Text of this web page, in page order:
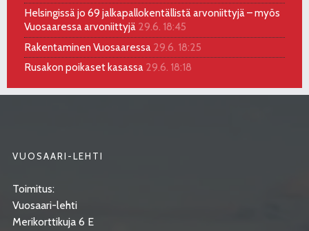
Helsingissä jo 69 jalkapallokentällistä arvoniittyjä – myös
Vuosaaressa arvoniittyjä 29.6. 18:45
Rakentaminen Vuosaaressa 29.6. 18:25
Rusakon poikaset kasassa 29.6. 18:18
VUOSAARI-LEHTI
Toimitus:
Vuosaari-lehti
Merikorttikuja 6 E